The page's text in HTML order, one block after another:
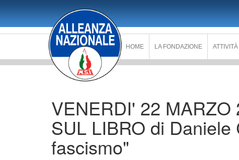
contenuto
principale
HOME LA FONDAZIONE ATTIVITÀ
VENERDI' 22 MARZO
SUL LIBRO di
fascismo"